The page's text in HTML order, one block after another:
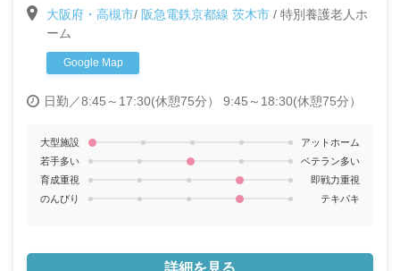
大阪府・高槻市/ 阪急電鉄京都線 茨木市 / 特別養護老人ホ
ーム
Google Map
日勤／8:45～17:30(休憩75分） 9:45～18:30(休憩75分）
大型施設
アットホーム
若手多い
ベテラン多い
育成重視
即戦力重視
のんびり
テキパキ
詳細を見る